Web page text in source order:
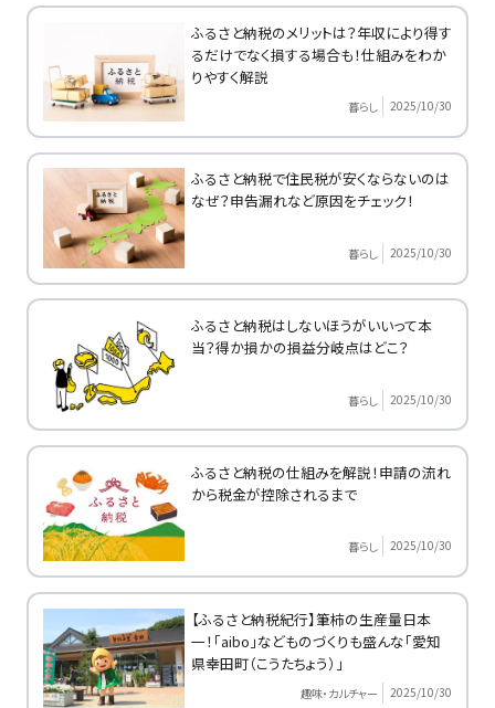
ふるさと納税のメリットは？年収により得す
るだけでなく損する場合も！仕組みをわか
りやすく解説
暮らし 2025/10/30
ふるさと納税で住民税が安くならないのは
なぜ？申告漏れなど原因をチェック！
暮らし 2025/10/30
ふるさと納税はしないほうがいいって本
当？得か損かの損益分岐点はどこ？
暮らし 2025/10/30
ふるさと納税の仕組みを解説！申請の流れ
から税金が控除されるまで
暮らし 2025/10/30
【ふるさと納税紀行】筆柿の生産量日本
一！「aibo」などものづくりも盛んな「愛知
県幸田町（こうたちょう）」
趣味・カルチャー 2025/10/30